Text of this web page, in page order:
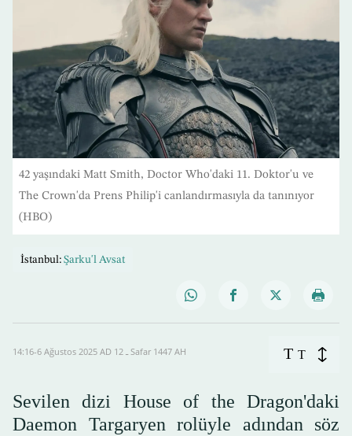
42 yaşındaki Matt Smith, Doctor Who'daki 11. Doktor'u ve
The Crown'da Prens Philip'i canlandırmasıyla da tanınıyor
(HBO)
İstanbul: Şarku'l Avsat
14:16-6 Ağustos 2025 AD ـ 12 Safar 1447 AH T T
Sevilen dizi House of the Dragon'daki
Daemon Targaryen rolüyle adından söz